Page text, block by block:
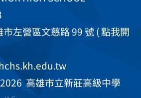
左營區文慈路 99 號( 點我開
高雄市立新莊高級中學